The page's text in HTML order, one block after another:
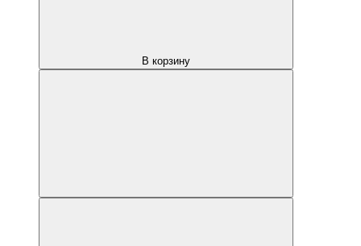
В корзину